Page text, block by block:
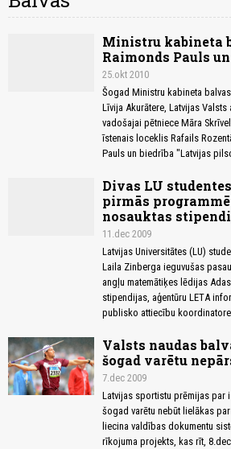
Ministru kabineta
Raimonds Pauls
25.okt 2010
Šogad Ministru kabineta
Līvija Akurātere, Latvijas
vadošajai pētniece Māra
īstenais loceklis Rafails
Pauls un biedrība "Latvijas
Divas LU
pirmās
nosauktas
11.dec 2009
Latvijas Universitātes (LU)
Laila Zinberga ieguvušas
angļu matemātiķes lēdijas
stipendijas, aģentūru LETA
publisko attiecību
Valsts naudas
šogad varētu
7.dec 2009
Latvijas sportistu prēmijas par
šogad varētu nebūt lielākas
liecina valdības dokumentu
rīkojuma projekts, kas rīt,